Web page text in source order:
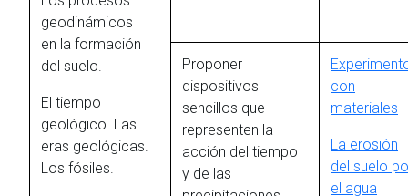
geodinámicos
en la formación
del suelo.
El tiempo
geológico. Las
eras geológicas.
Los fósiles.
Proponer
dispositivos
sencillos que
representen la
acción del tiempo
y de las
con
materiales
La erosión
del suelo
el agua